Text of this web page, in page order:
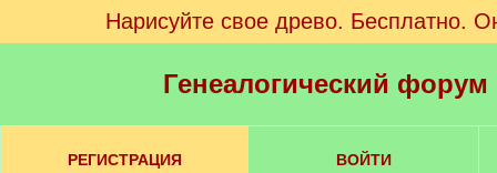
Нарисуйте свое древо. Бесплатно.
Генеалогический
РЕГИСТРАЦИЯ ВОЙТИ